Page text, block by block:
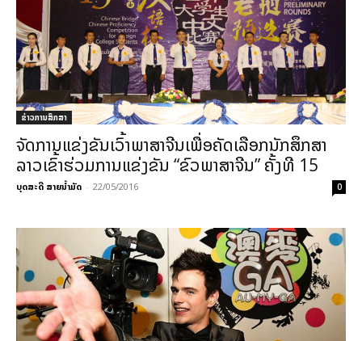
ຂ່າວການສຶກສາ
ຈັດການແຂ່ງຂັນເວົ້າພາສາຈີນເພື່ອຄັດເລືອກນັກສຶກສາ
ລາວເຂົ້າຮ່ວມການແຂ່ງຂັນ “ຂົວພາສາຈີນ” ຄັ້ງທີ 15
ບຸດສະດີ ສາຍນ້ຳມັດ - 22/05/2016 0